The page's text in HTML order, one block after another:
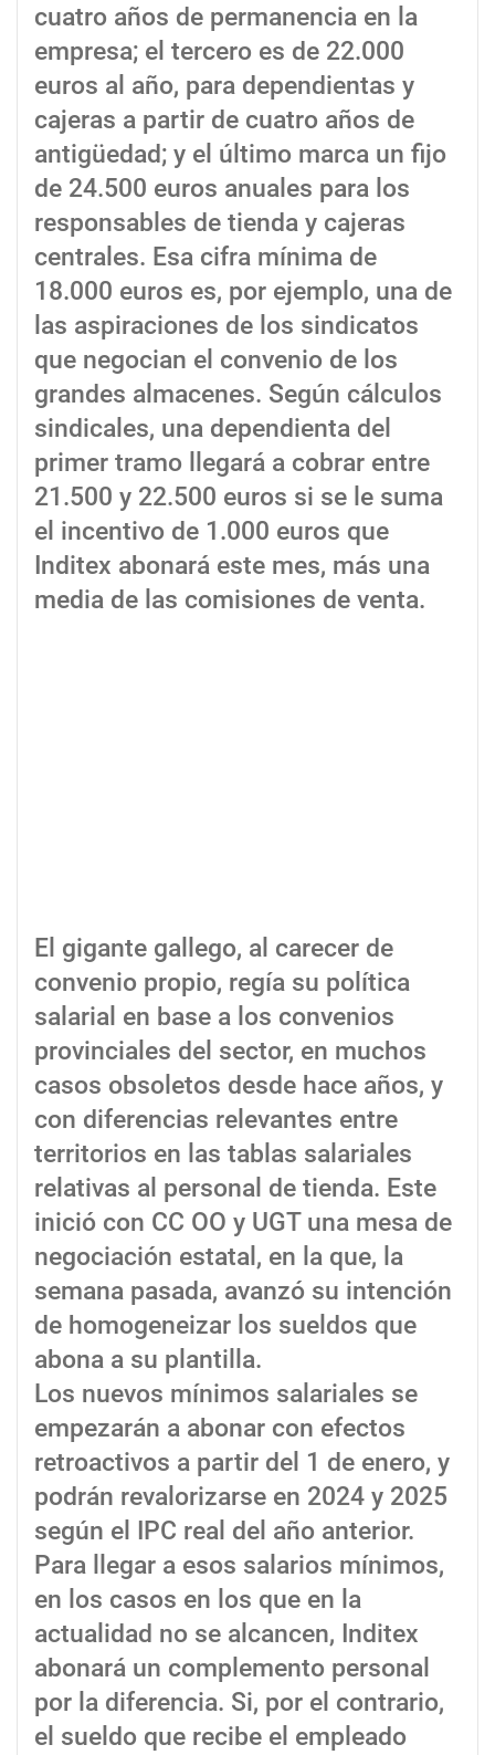
cuatro años de permanencia en la
empresa; el tercero es de 22.000
euros al año, para dependientas y
cajeras a partir de cuatro años de
antigüedad; y el último marca un fijo
de 24.500 euros anuales para los
responsables de tienda y cajeras
centrales. Esa cifra mínima de
18.000 euros es, por ejemplo, una de
las aspiraciones de los sindicatos
que negocian el convenio de los
grandes almacenes. Según cálculos
sindicales, una dependienta del
primer tramo llegará a cobrar entre
21.500 y 22.500 euros si se le suma
el incentivo de 1.000 euros que
Inditex abonará este mes, más una
media de las comisiones de venta.
El gigante gallego, al carecer de
convenio propio, regía su política
salarial en base a los convenios
provinciales del sector, en muchos
casos obsoletos desde hace años, y
con diferencias relevantes entre
territorios en las tablas salariales
relativas al personal de tienda. Este
inició con CC OO y UGT una mesa de
negociación estatal, en la que, la
semana pasada, avanzó su intención
de homogeneizar los sueldos que
abona a su plantilla.
Los nuevos mínimos salariales se
empezarán a abonar con efectos
retroactivos a partir del 1 de enero, y
podrán revalorizarse en 2024 y 2025
según el IPC real del año anterior.
Para llegar a esos salarios mínimos,
en los casos en los que en la
actualidad no se alcancen, Inditex
abonará un complemento personal
por la diferencia. Si, por el contrario,
el sueldo que recibe el empleado